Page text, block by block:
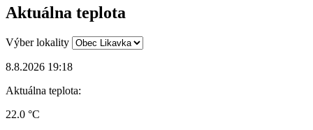
Aktuálna teplota
Výber lokality
8.8.2026 19:18
Aktuálna teplota:
22.0 °C